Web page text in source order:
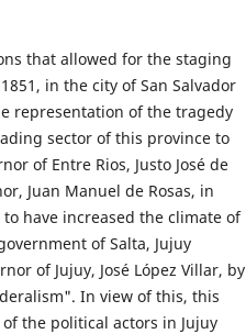
that allowed for the staging
in the city of San Salvador
representation of the tragedy
sector of this province to
of Entre Rios, Justo José de
Juan Manuel de Rosas, in
have increased the climate of
of Salta, Jujuy
of Jujuy, José López Villar, by
In view of this, this
the political actors in Jujuy